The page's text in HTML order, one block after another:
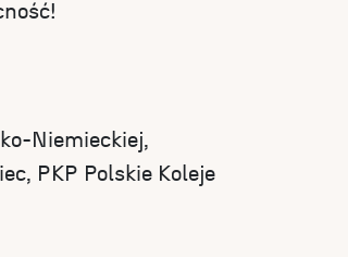
Niemieckiej,
PKP Polskie Koleje